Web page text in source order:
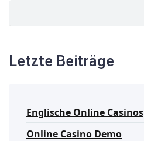
Letzte Beiträge
Englische Online Casinos
Online Casino Demo